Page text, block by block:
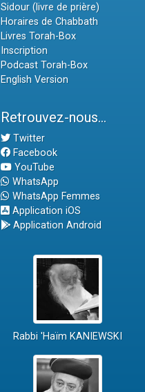
Sidour (livre de prière)
Horaires de Chabbath
Livres Torah-Box
Inscription
Podcast Torah-Box
English Version
Retrouvez-nous...
Twitter
Facebook
YouTube
WhatsApp
WhatsApp Femmes
Application iOS
Application Android
Rabbi 'Haïm KANIEWSKI